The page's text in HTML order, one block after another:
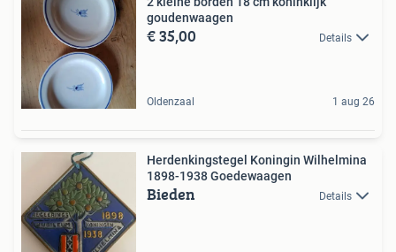
goudenwaagen
€ 35,00 Details
Oldenzaal 1 aug 26
Herdenkingstegel Koningin Wilhelmina
1898-1938 Goedewaagen
Bieden Details